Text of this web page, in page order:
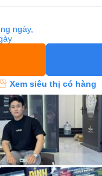
ngày,
Xem siêu thị có hàng